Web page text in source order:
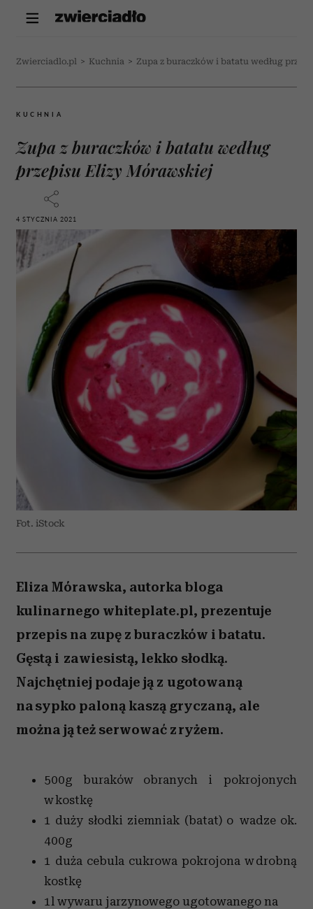
Zwierciadlo.pl > Kuchnia > Zupa z buraczków i batatu według
KUCHNIA
Zupa z buraczków i batatu według
przepisu Elizy Mórawskiej
4 STYCZNIA 2021
Fot. iStock
Eliza Mórawska, autorka bloga
kulinarnego whiteplate.pl, prezentuje
przepis na zupę z buraczków i batatu.
Gęstą i zawiesistą, lekko słodką.
Najchętniej podaje ją z ugotowaną
na sypko paloną kaszą gryczaną, ale
można ją też serwować z ryżem.
500g buraków obranych i pokrojonych
w kostkę
1 duży słodki ziemniak (batat) o wadze ok.
400g
1 duża cebula cukrowa pokrojona w drobną
kostkę
1l wywaru jarzynowego ugotowanego na